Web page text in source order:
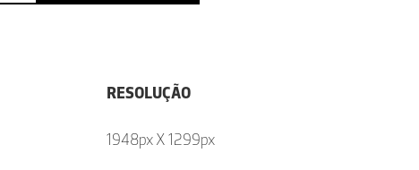
RESOLUÇÃO
1948px X 1299px